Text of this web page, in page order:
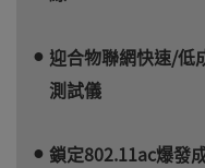
迎合物聯網快速/
測試儀
鎖定802.11ac爆發